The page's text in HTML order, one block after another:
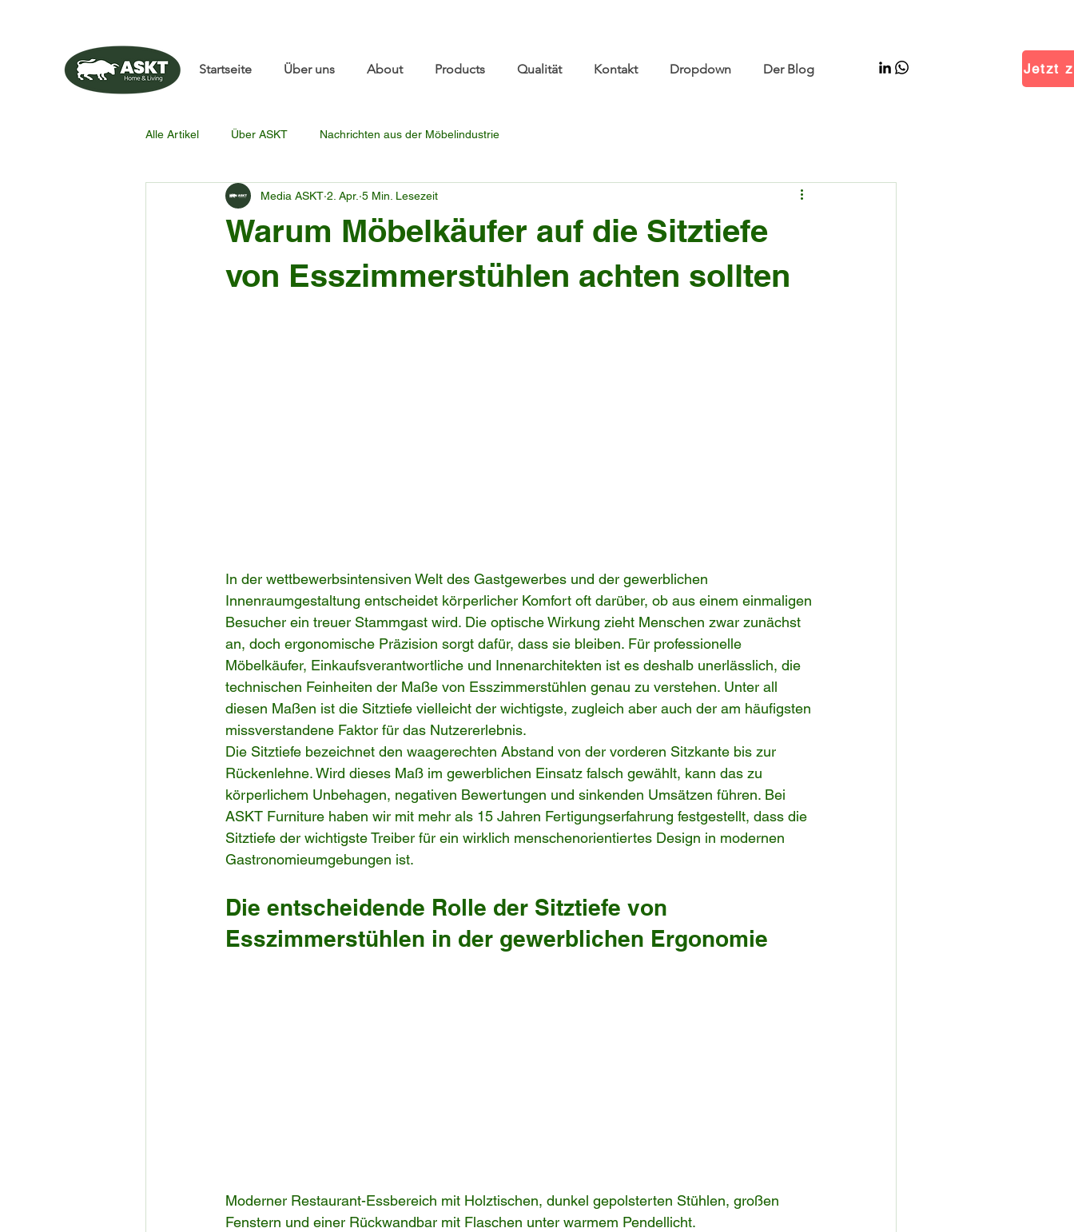
Startseite Über uns About Products Qualität Kontakt Dropdown Der Blog Jetzt
Alle Artikel Über ASKT Nachrichten aus der Möbelindustrie
Warum Möbelkäufer auf die Sitztiefe
von Esszimmerstühlen achten sollten
Media ASKT 2. Apr. 5 Min. Lesezeit
In der wettbewerbsintensiven Welt des Gastgewerbes und der gewerblichen
Innenraumgestaltung entscheidet körperlicher Komfort oft darüber, ob aus einem einmaligen
Besucher ein treuer Stammgast wird. Die optische Wirkung zieht Menschen zwar zunächst
an, doch ergonomische Präzision sorgt dafür, dass sie bleiben. Für professionelle
Möbelkäufer, Einkaufsverantwortliche und Innenarchitekten ist es deshalb unerlässlich, die
technischen Feinheiten der Maße von Esszimmerstühlen genau zu verstehen. Unter all
diesen Maßen ist die Sitztiefe vielleicht der wichtigste, zugleich aber auch der am häufigsten
missverstandene Faktor für das Nutzererlebnis.
Die Sitztiefe bezeichnet den waagerechten Abstand von der vorderen Sitzkante bis zur
Rückenlehne. Wird dieses Maß im gewerblichen Einsatz falsch gewählt, kann das zu
körperlichem Unbehagen, negativen Bewertungen und sinkenden Umsätzen führen. Bei
ASKT Furniture haben wir mit mehr als 15 Jahren Fertigungserfahrung festgestellt, dass die
Sitztiefe der wichtigste Treiber für ein wirklich menschenorientiertes Design in modernen
Gastronomieumgebungen ist.
Die entscheidende Rolle der Sitztiefe von
Esszimmerstühlen in der gewerblichen Ergonomie
Moderner Restaurant-Essbereich mit Holztischen, dunkel gepolsterten Stühlen, großen
Fenstern und einer Rückwandbar mit Flaschen unter warmem Pendellicht.